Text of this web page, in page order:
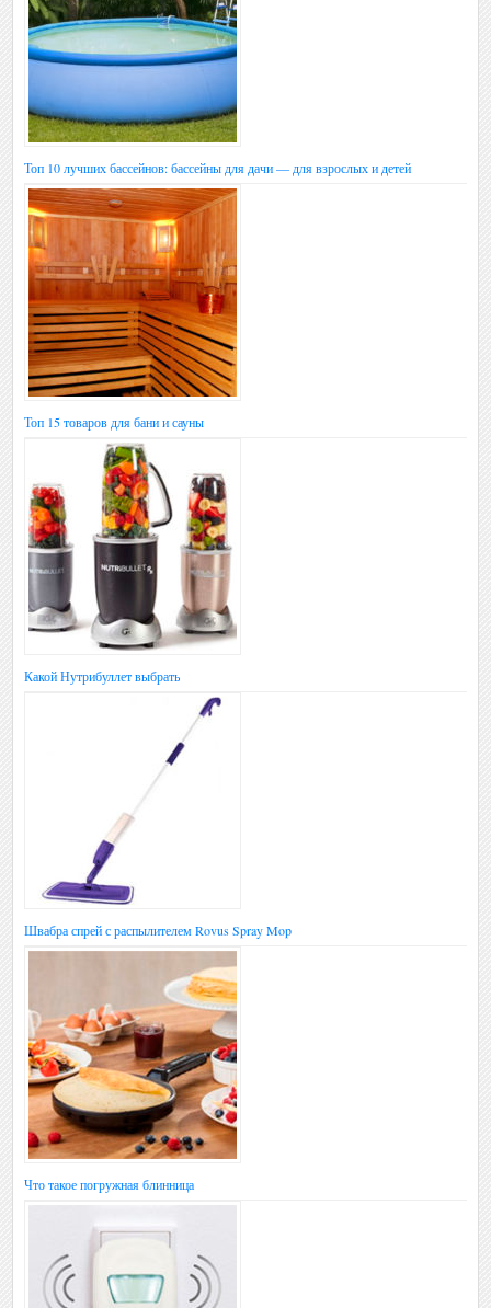
Топ 10 лучших бассейнов: бассейны для дачи — для взрослых и детей
Топ 15 товаров для бани и сауны
Какой Нутрибуллет выбрать
Швабра спрей с распылителем Rovus Spray Mop
Что такое погружная блинница